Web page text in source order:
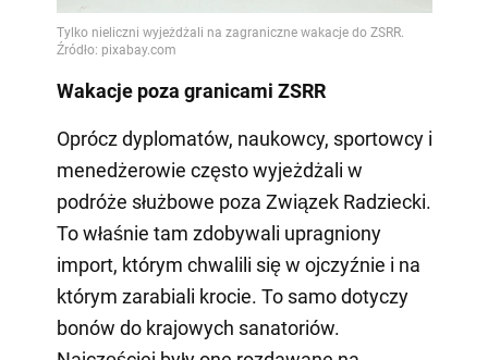
Wakacje poza granicami ZSRR
Oprócz dyplomatów, naukowcy, sportowcy i
menedżerowie często wyjeżdżali w
podróże służbowe poza Związek Radziecki.
To właśnie tam zdobywali upragniony
import, którym chwalili się w ojczyźnie i na
którym zarabiali krocie. To samo dotyczy
bonów do krajowych sanatoriów.